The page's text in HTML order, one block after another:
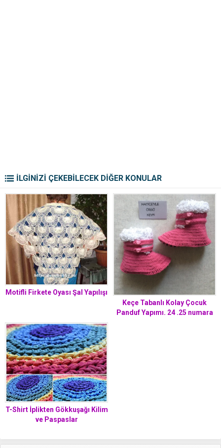
İLGİNİZİ ÇEKEBİLECEK DİĞER KONULAR
Motifli Firkete Oyası Şal Yapılışı
Keçe Tabanlı Kolay Çocuk
Panduf Yapımı. 24 .25 numara
T-Shirt İplikten Gökkuşağı Kilim
ve Paspaslar